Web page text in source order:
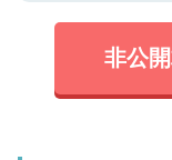
非公